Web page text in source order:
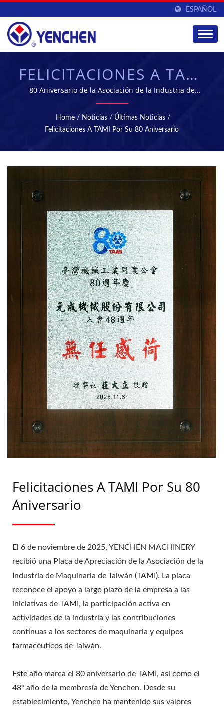
ESPAÑOL
FELICITACIONES A TAMI
POR SU 80
ANIVERSARIO |
MÁQUINAS DE
TABLETAS Y
ESTERILIZACIÓN -
EQUIPOS DE
FABRICACIÓN
FARMACÉUTICA |
YENCHEN
80 Aniversario de la Asociación de la Industria de
Maquinaria de Taiwán | YENCHEN MACHINERY CO.,
LTD. se ha especializado en la fabricación de máquinas
farmacéuticas durante 60 años.
Home / Noticias / Últimas Noticias /
Felicitaciones A TAMI Por Su 80 Aniversario
Felicitaciones A TAMI Por Su 80
Aniversario
El 6 de noviembre de 2025, YENCHEN MACHINERY
recibió una Placa de Apreciación de la Asociación de la
Industria de Maquinaria de Taiwán (TAMI). La placa
reconoce el apoyo a largo plazo de la empresa a las
iniciativas de TAMI, la participación activa en
actividades de la industria y las contribuciones
continuas a los sectores de maquinaria y equipos
farmacéuticos de Taiwán.
Este año marca el 80 aniversario de TAMI, así como el
48º año de la membresía de Yenchen. Desde su
establecimiento, Yenchen ha mantenido sus valores